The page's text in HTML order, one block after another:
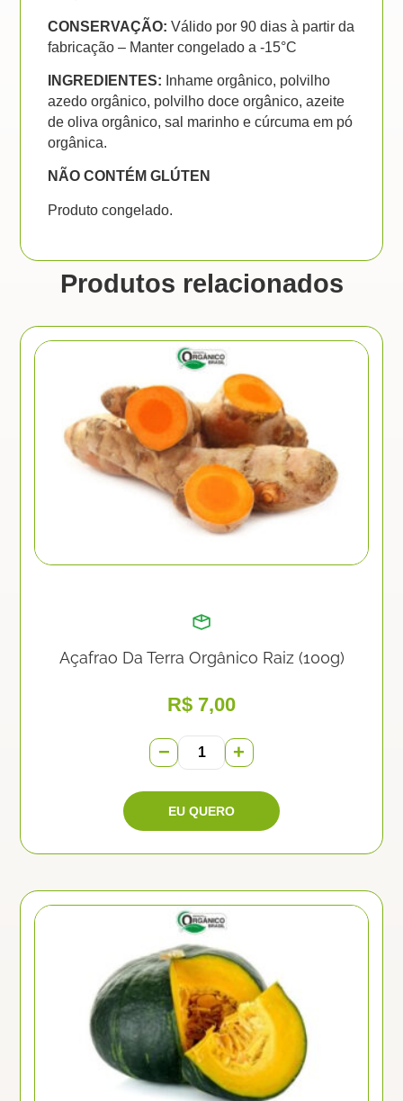
CONSERVAÇÃO:Válido por 90 dias à partir da
fabricação – Manter congelado a -15°C
INGREDIENTES: Inhame orgânico, polvilho
azedo orgânico, polvilho doce orgânico, azeite
de oliva orgânico, sal marinho e cúrcuma em pó
orgânica.
NÃO CONTÉM GLÚTEN
Produto congelado.
Produtos relacionados
Açafrao Da Terra Orgânico Raiz (100g)
R$ 7,00
− +